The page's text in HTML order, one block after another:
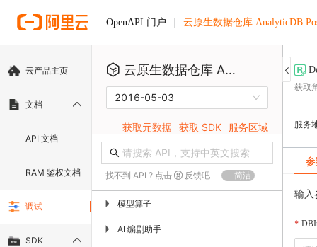
OpenAPI 门户 云原生数据仓库 AnalyticDB
云产品主页
文档
API 文档
RAM 鉴权文档
调试
SDK
云原生数据仓库 AnalyticDB PostgreSQL版
2016-05-03
获取元数据 获取 SDK 服务区域
找不到 API ? 点击 反馈吧 简洁
▶ 模型算子
▶ AI 编剧助手
获取
服务
输入